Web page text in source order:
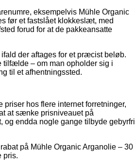
eksempelvis Mühle Organic
før et fastslået klokkeslæt, med
forud for at de pakkeansatte
der aftages for et præcist beløb.
tilfælde – om man opholder sig i
til et afhentningssted.
priser hos flere internet forretninger,
at sænke prisniveauet på
og endda nogle gange tilbyde gebyrfri
på Mühle Organic Arganolie – 30
pris.